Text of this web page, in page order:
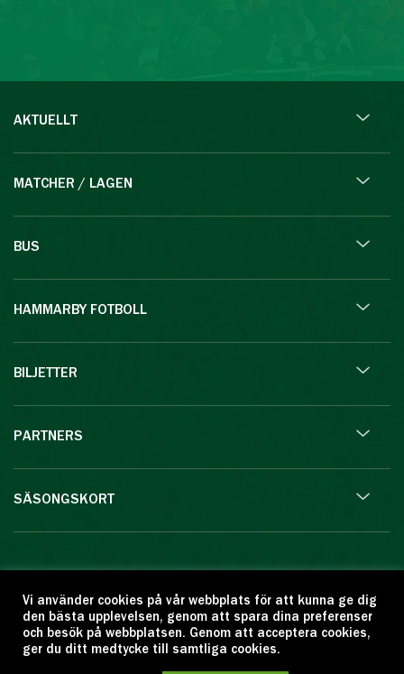
AKTUELLT
MATCHER / LAGEN
BUS
HAMMARBY FOTBOLL
BILJETTER
PARTNERS
SÄSONGSKORT
skyddat enligt lagen om upphovsrätt.
Eftertryck eller annan kopiering är förbjuden.
Citera oss gärna men ange källan:
www.hammarbyfotboll.se. Ansvarig utgivare:
Vi använder cookies på vår webbplats för att kunna ge dig
den bästa upplevelsen, genom att spara dina preferenser
och besök på webbplatsen. Genom att acceptera cookies,
ger du ditt medtycke till samtliga cookies.